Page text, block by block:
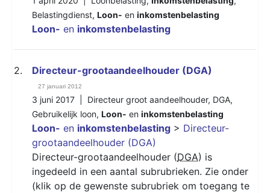
Belastingdienst, Loon- en inkomstenbelasting
Loon- en inkomstenbelasting
2. Directeur-grootaandeelhouder (DGA)
27 januari 2012
3 juni 2017 | Directeur groot aandeelhouder, DGA,
Gebruikelijk loon, Loon- en inkomstenbelasting
Loon- en inkomstenbelasting > Directeur-
grootaandeelhouder (DGA)
Directeur-grootaandeelhouder (DGA) is
ingedeeld in een aantal subrubrieken. Zie onder
(klik op de gewenste subrubriek om toegang te